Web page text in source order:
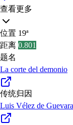
查看更多
位置 19ª
距离 0.801
题名
La corte del demonio
传统归因
Luis Vélez de Guevara